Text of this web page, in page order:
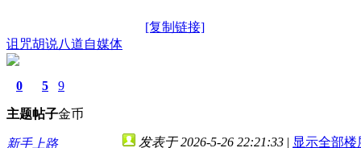
[复制链接]
诅咒胡说八道自媒体
0
主题
5
帖子
9
金币
新手上路 发表于 2026-5-26 22:21:33 | 显示全部楼